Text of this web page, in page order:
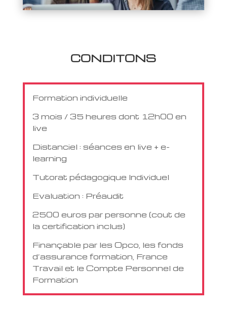
CONDITONS
Formation individuelle
3 mois / 35 heures dont 12h00 en
live
Distanciel : séances en live + e-
learning
Tutorat pédagogique Individuel
Evaluation : Préaudit
2500 euros par personne (cout de
la certification inclus)
Finançable par les Opco, les fonds
d’assurance formation, France
Travail et le Compte Personnel de
Formation